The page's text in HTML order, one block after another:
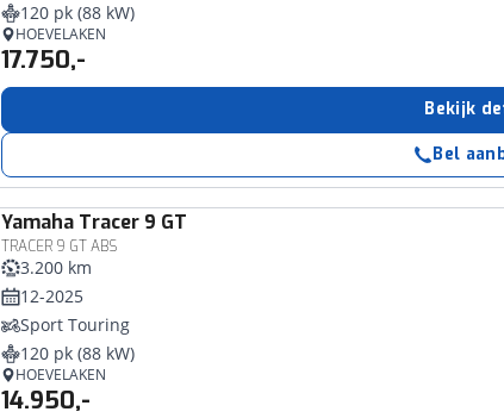
120 pk (88 kW)
HOEVELAKEN
17.750,-
Bekijk
Bel
Yamaha Tracer 9 GT
TRACER 9 GT ABS
3.200 km
12-2025
Sport Touring
120 pk (88 kW)
HOEVELAKEN
14.950,-